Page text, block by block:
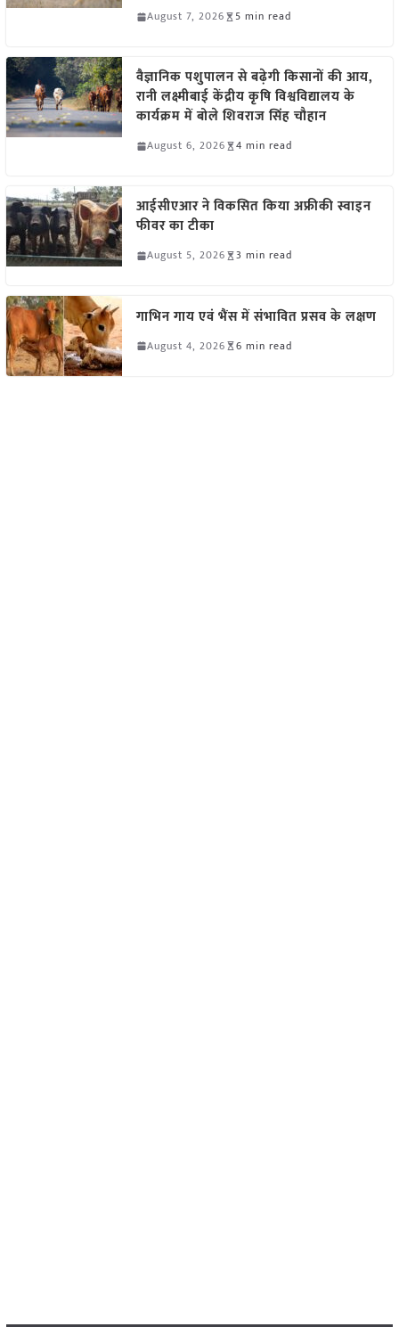
August 7, 2026 5 min read
वैज्ञानिक पशुपालन से बढ़ेगी किसानों की आय,
रानी लक्ष्मीबाई केंद्रीय कृषि विश्वविद्यालय के
कार्यक्रम में बोले शिवराज सिंह चौहान
August 6, 2026 4 min read
आईसीएआर ने विकसित किया अफ्रीकी स्वाइन
फीवर का टीका
August 5, 2026 3 min read
गाभिन गाय एवं भैंस में संभावित प्रसव के लक्षण
August 4, 2026 6 min read